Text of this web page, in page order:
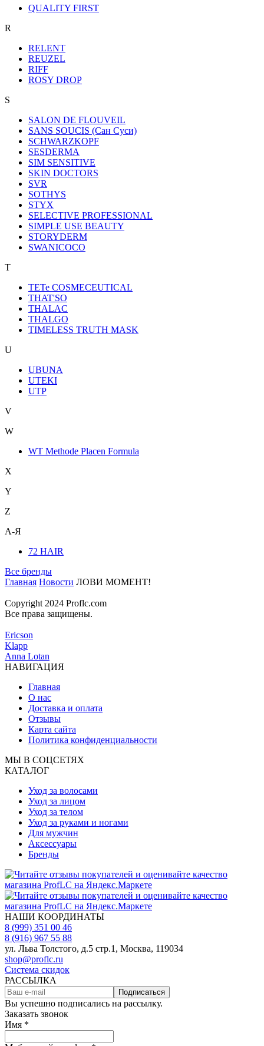
QUALITY FIRST
R
RELENT
REUZEL
RIFF
ROSY DROP
S
SALON DE FLOUVEIL
SANS SOUCIS (Сан Суси)
SCHWARZKOPF
SESDERMA
SIM SENSITIVE
SKIN DOCTORS
SVR
SOTHYS
STYX
SELECTIVE PROFESSIONAL
SIMPLE USE BEAUTY
STORYDERM
SWANICOCO
T
TETe COSMECEUTICAL
THAT'SO
THALAC
THALGO
TIMELESS TRUTH MASK
U
UBUNA
UTEKI
UTP
V
W
WT Methode Placen Formula
X
Y
Z
А-Я
72 HAIR
Все бренды
Главная Новости ЛОВИ МОМЕНТ!
Copyright 2024 Proflc.com
Все права защищены.
Ericson
Klapp
Anna Lotan
НАВИГАЦИЯ
Главная
О нас
Доставка и оплата
Отзывы
Карта сайта
Политика конфиденциальности
МЫ В СОЦСЕТЯХ
КАТАЛОГ
Уход за волосами
Уход за лицом
Уход за телом
Уход за руками и ногами
Для мужчин
Аксессуары
Бренды
НАШИ КООРДИНАТЫ
8 (999) 351 00 46
8 (916) 967 55 88
ул. Льва Толстого, д.5 стр.1, Москва, 119034
shop@proflc.ru
Система скидок
РАССЫЛКА
Подписаться
Вы успешно подписались на рассылку.
Заказать звонок
Имя *